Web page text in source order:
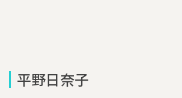
平野日奈子